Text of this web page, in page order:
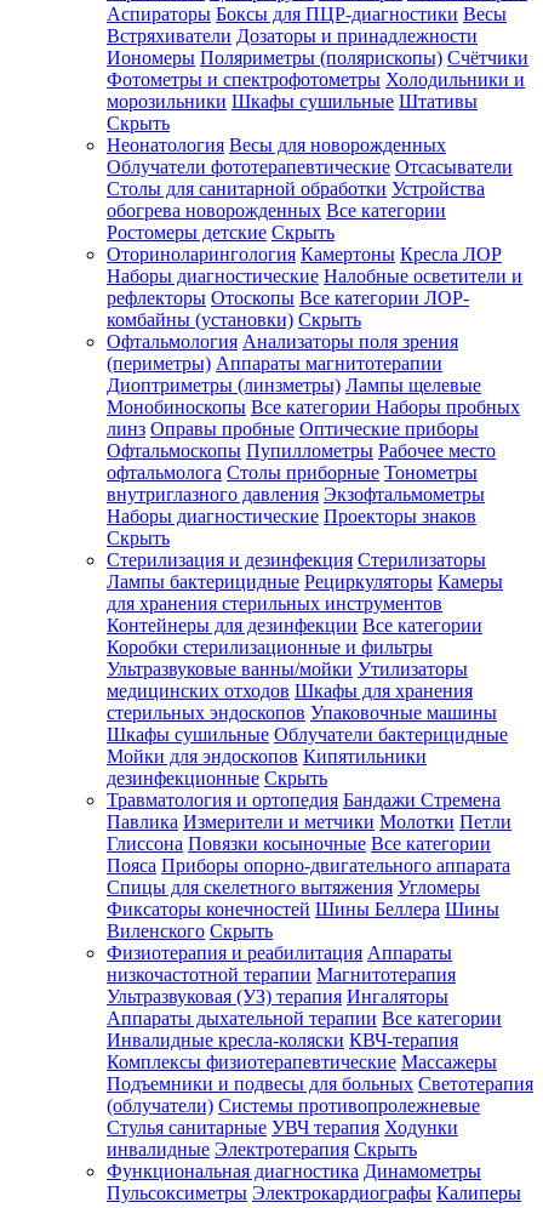
Аспираторы Боксы для ПЦР-диагностики Весы
Встряхиватели Дозаторы и принадлежности
Иономеры Поляриметры (полярископы) Счётчики
Фотометры и спектрофотометры Холодильники и
морозильники Шкафы сушильные Штативы
Скрыть
Неонатология Весы для новорожденных
Облучатели фототерапевтические Отсасыватели
Столы для санитарной обработки Устройства
обогрева новорожденных Все категории
Ростомеры детские Скрыть
Оториноларингология Камертоны Кресла ЛОР
Наборы диагностические Налобные осветители и
рефлекторы Отоскопы Все категории ЛОР-
комбайны (установки) Скрыть
Офтальмология Анализаторы поля зрения
(периметры) Аппараты магнитотерапии
Диоптриметры (линзметры) Лампы щелевые
Монобиноскопы Все категории Наборы пробных
линз Оправы пробные Оптические приборы
Офтальмоскопы Пупиллометры Рабочее место
офтальмолога Столы приборные Тонометры
внутриглазного давления Экзофтальмометры
Наборы диагностические Проекторы знаков
Скрыть
Стерилизация и дезинфекция Стерилизаторы
Лампы бактерицидные Рециркуляторы Камеры
для хранения стерильных инструментов
Контейнеры для дезинфекции Все категории
Коробки стерилизационные и фильтры
Ультразвуковые ванны/мойки Утилизаторы
медицинских отходов Шкафы для хранения
стерильных эндоскопов Упаковочные машины
Шкафы сушильные Облучатели бактерицидные
Мойки для эндоскопов Кипятильники
дезинфекционные Скрыть
Травматология и ортопедия Бандажи Стремена
Павлика Измерители и метчики Молотки Петли
Глиссона Повязки косыночные Все категории
Пояса Приборы опорно-двигательного аппарата
Спицы для скелетного вытяжения Угломеры
Фиксаторы конечностей Шины Беллера Шины
Виленского Скрыть
Физиотерапия и реабилитация Аппараты
низкочастотной терапии Магнитотерапия
Ультразвуковая (УЗ) терапия Ингаляторы
Аппараты дыхательной терапии Все категории
Инвалидные кресла-коляски КВЧ-терапия
Комплексы физиотерапевтические Массажеры
Подъемники и подвесы для больных Светотерапия
(облучатели) Системы противопролежневые
Стулья санитарные УВЧ терапия Ходунки
инвалидные Электротерапия Скрыть
Функциональная диагностика Динамометры
Пульсоксиметры Электрокардиографы Калиперы